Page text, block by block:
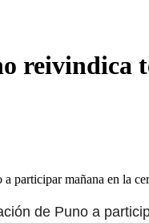
reivindica
participar mañana en la
de Puno a